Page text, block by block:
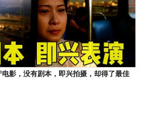
电影，没有剧本，即兴拍摄，却得了最佳